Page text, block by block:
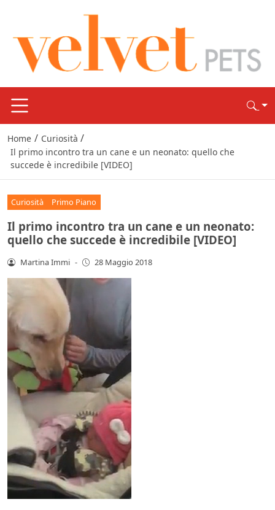
Home / Curiosità /
Il primo incontro tra un cane e un neonato: quello che
succede è incredibile [VIDEO]
Curiosità Primo Piano
Il primo incontro tra un cane e un neonato:
quello che succede è incredibile [VIDEO]
Martina Immi - 28 Maggio 2018